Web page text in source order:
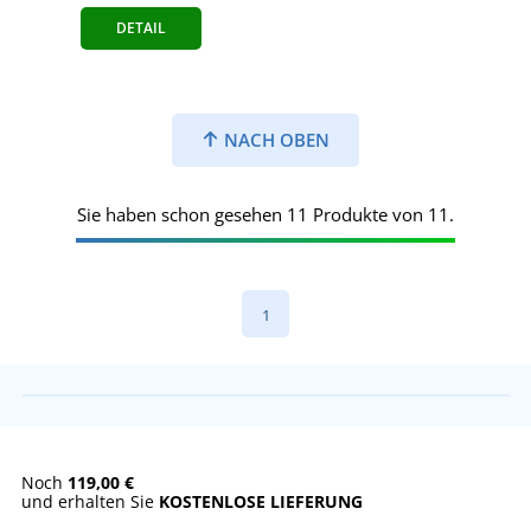
DETAIL
NACH OBEN
Sie haben schon gesehen 11 Produkte von 11.
1
Noch 119,00 €
und erhalten Sie KOSTENLOSE LIEFERUNG